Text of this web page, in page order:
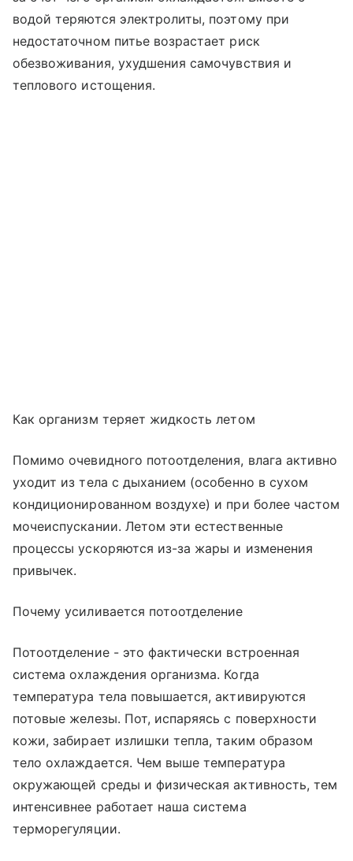
водой теряются электролиты, поэтому при
недостаточном питье возрастает риск
обезвоживания, ухудшения самочувствия и
теплового истощения.
Как организм теряет жидкость летом
Помимо очевидного потоотделения, влага активно
уходит из тела с дыханием (особенно в сухом
кондиционированном воздухе) и при более частом
мочеиспускании. Летом эти естественные
процессы ускоряются из-за жары и изменения
привычек.
Почему усиливается потоотделение
Потоотделение - это фактически встроенная
система охлаждения организма. Когда
температура тела повышается, активируются
потовые железы. Пот, испаряясь с поверхности
кожи, забирает излишки тепла, таким образом
тело охлаждается. Чем выше температура
окружающей среды и физическая активность, тем
интенсивнее работает наша система
терморегуляции.